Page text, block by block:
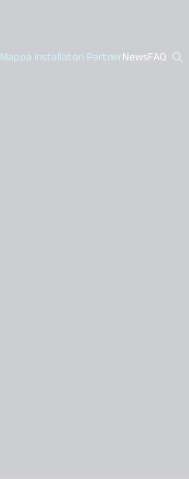
Mappa Installatori PartnerNewsFAQ